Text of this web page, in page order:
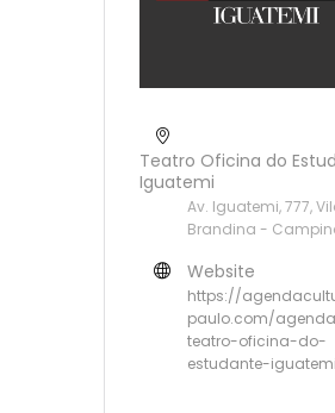
Teatro Oficina do
Iguatemi
Av. Iguatemi, 777,
Brandina -
Website
https://
paulo.com/
teatro-oficina-do-
estudante-iguatemi